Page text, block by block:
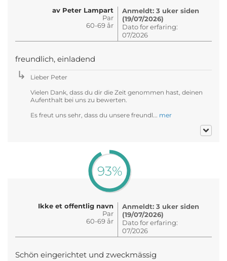
av Peter Lampart
Par
60-69 år
Anmeldt: 3 uker siden
(19/07/2026)
Dato for erfaring:
07/2026
freundlich, einladend
Lieber Peter
Vielen Dank, dass du dir die Zeit genommen hast, deinen
Aufenthalt bei uns zu bewerten.
Es freut uns sehr, dass du unsere freundl... mer
93%
Ikke et offentlig navn
Par
60-69 år
Anmeldt: 3 uker siden
(19/07/2026)
Dato for erfaring:
07/2026
Schön eingerichtet und zweckmässig